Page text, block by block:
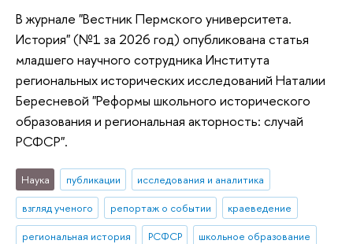
В журнале "Вестник Пермского университета.
История" (№1 за 2026 год) опубликована статья
младшего научного сотрудника Института
региональных исторических исследований Наталии
Бересневой "Реформы школьного исторического
образования и региональная акторность: случай
РСФСР".
Наука публикации
исследования и аналитика
взгляд ученого
репортаж о событии
краеведение
региональная история
РСФСР школьное образование